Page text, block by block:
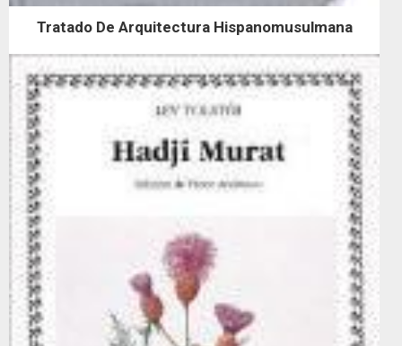
Tratado De Arquitectura Hispanomusulmana